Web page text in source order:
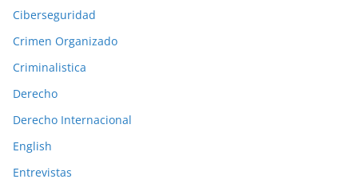
a
n
t
r
i
o
Ciberseguridad
Crimen Organizado
Criminalistica
Derecho
Derecho Internacional
English
Entrevistas